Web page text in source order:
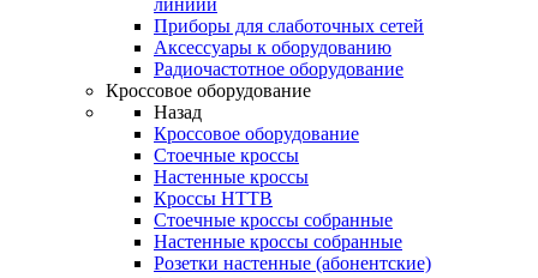
линиий
Приборы для слаботочных сетей
Аксессуары к оборудованию
Радиочастотное оборудование
Кроссовое оборудование
Назад
Кроссовое оборудование
Стоечные кроссы
Настенные кроссы
Кроссы HTTB
Стоечные кроссы собранные
Настенные кроссы собранные
Розетки настенные (абонентские)